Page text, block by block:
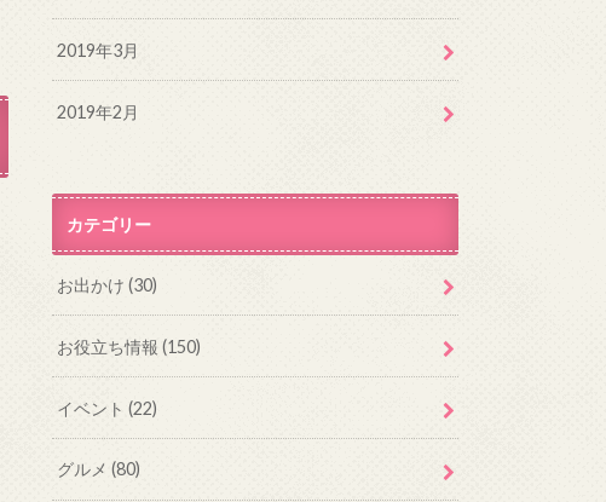
2019年3月
2019年2月
カテゴリー
お出かけ(30)
お役立ち情報(150)
イベント(22)
グルメ(80)